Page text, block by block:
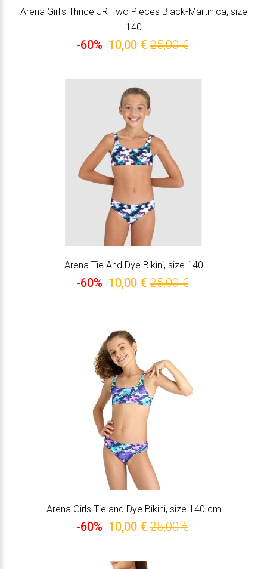
Arena Girl's Thrice JR Two Pieces Black-Martinica, size
140
-60% 10,00 € 25,00 €
Arena Tie And Dye Bikini, size 140
-60% 10,00 € 25,00 €
Arena Girls Tie and Dye Bikini, size 140 cm
-60% 10,00 € 25,00 €